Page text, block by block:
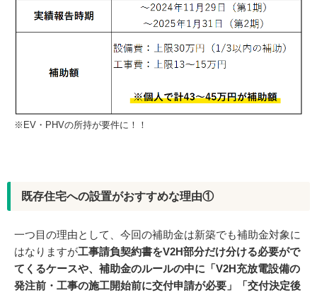
※EV・PHVの所持が要件に！！
既存住宅への設置がおすすめな理由①
一つ目の理由として、今回の補助金は新築でも補助金対象に
はなりますが工事請負契約書をV2H部分だけ分ける必要がで
てくるケースや、補助金のルールの中に「V2H充放電設備の
発注前・工事の施工開始前に交付申請が必要」「交付決定後